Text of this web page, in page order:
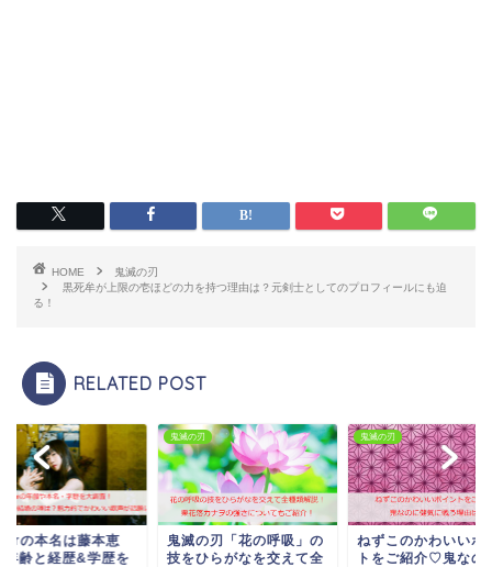
HOME
鬼滅の刃
黒死牟が上限の壱ほどの力を持つ理由は？元剣士としてのプロフィールにも迫
る！
RELATED POST
の本名は藤本恵
年齢と経歴&学歴を
鬼滅の刃
鬼滅の刃「花の呼吸」の
技をひらがなを交えて全
鬼滅の刃
ねずこのかわいいポ
トをご紹介♡鬼なの